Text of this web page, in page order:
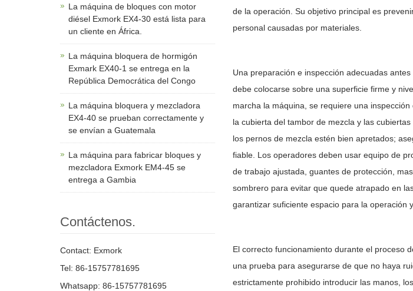
de la operación. Su objetivo principal es
personal causadas por materiales.
Una preparación e inspección adecuadas
debe colocarse sobre una superficie firme y
marcha la máquina, se requiere una
la cubierta del tambor de mezcla y las
los pernos de mezcla estén bien apretados;
fiable. Los operadores deben usar equipo de
de trabajo ajustada, guantes de protección,
sombrero para evitar que quede atrapado en
garantizar suficiente espacio para la operación
El correcto funcionamiento durante el proceso
una prueba para asegurarse de que no haya
estrictamente prohibido introducir las manos,
La máquina de bloques con motor
diésel Exmork EX4-30 está lista para
un cliente en África.
La máquina bloquera de hormigón
Exmark EX40-1 se entrega en la
República Democrática del Congo
La máquina bloquera y mezcladora
EX4-40 se prueban correctamente y
se envían a Guatemala
La máquina para fabricar bloques y
mezcladora Exmork EM4-45 se
entrega a Gambia
Contáctenos.
Contact: Exmork
Tel: 86-15757781695
Whatsapp: 86-15757781695